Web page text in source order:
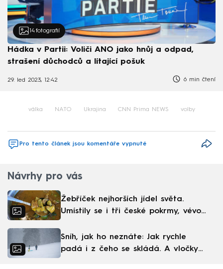
14 fotografií
Hádka v Partii: Voliči ANO jako hnůj a odpad,
strašení důchodců a lítající pošuk
29. led 2023, 12:42 6 min čtení
válka NATO Ukrajina CNN Prima NEWS volby
Pro tento článek jsou komentáře vypnuté
Návrhy pro vás
Žebříček nejhorších jídel světa.
Umístily se i tři české pokrmy, vévodí
Sníh, jak ho neznáte: Jak rychle
padá i z čeho se skládá. A vločky